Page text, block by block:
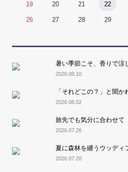
19 20 21 22
26 27 28 29
暑い季節こそ、香りで涼
2026.08.10
「それどこの？」と聞か
2026.08.02
旅先でも気分に合わせて
2026.07.26
夏に森林を纏うウッディ
2026.07.20